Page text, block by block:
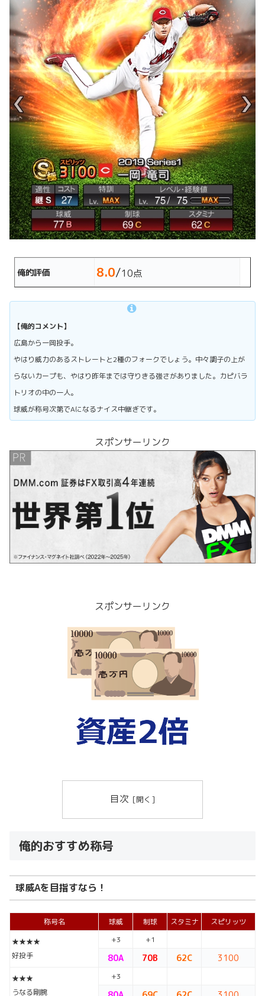
俺的評価 8.0/10点
【俺的コメント】
広島から一岡投手。
やはり威力のあるストレートと2種のフォークでしょう。中々調子の上が
らないカープも、やはり昨年までは守りきる強さがありました。カピバラ
トリオの中の一人。
球威が称号次第でAになるナイス中継ぎです。
スポンサーリンク
スポンサーリンク
目次
俺的おすすめ称号
球威Aを目指すなら！
称号名 球威 制球 スタミナ
スピリッツ
★★★★
好投手
+3 +1
80A 70B 62C 3100
★★★
うなる剛腕
+3